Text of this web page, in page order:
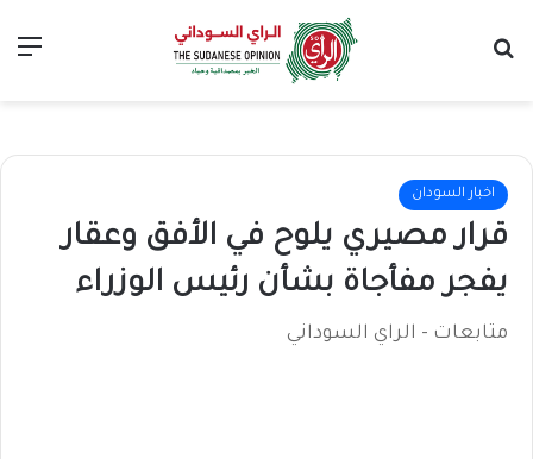
اخبار السودان
قرار مصيري يلوح في الأفق وعقار
يفجر مفأجاة بشأن رئيس الوزراء
متابعات - الراي السوداني